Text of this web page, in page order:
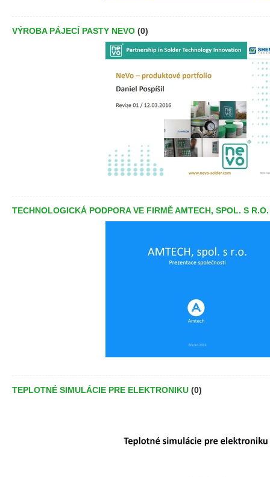
VÝROBA PÁJECÍ PASTY NEVO (0)
TECHNOLOGICKÁ PODPORA VE FIRMĚ AMTECH, SPOL. S R.O.
TEPLOTNÉ SIMULÁCIE PRE ELEKTRONIKU (0)